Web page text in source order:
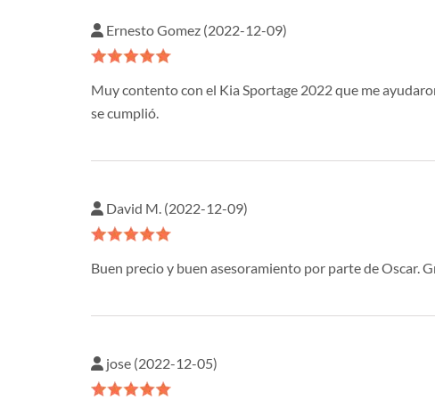
Ernesto Gomez (2022-12-09)
Muy contento con el Kia Sportage 2022 que me
se cumplió.
David M. (2022-12-09)
Buen precio y buen asesoramiento por parte de Oscar.
jose (2022-12-05)